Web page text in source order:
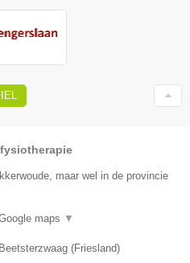
maar wel in de provincie
maps ▼
Beetsterzwaag (Friesland)